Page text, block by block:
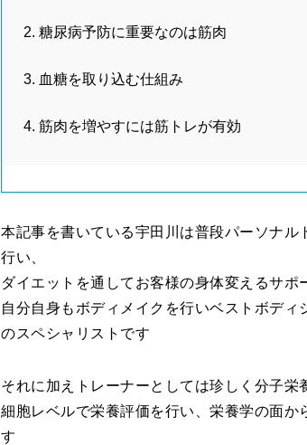
糖尿病予防に重要なのは筋肉
血糖を取り込む仕組み
筋肉を増やすには筋トレが有効
本記事を書いている宇田川は普段パーソナ
行い、
ダイエットを通してお客様の身体変えるサポ
自分自身もボディメイクを行いベストボデ
のスペシャリストです
それに加えトレーナーとしては珍しく分子栄
細胞レベルで栄養評価を行い、栄養学の面か
す